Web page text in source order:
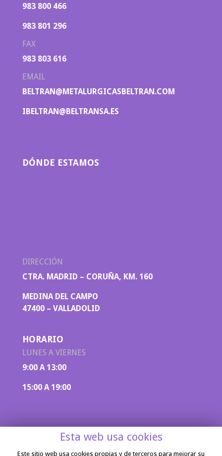
983 800 466
983 801 296
FAX
983 803 616
EMAIL
BELTRAN@METALURGICASBELTRAN.COM
IBELTRAN@BELTRANSA.ES
DÓNDE ESTAMOS
DIRECCIÓN
CTRA. MADRID – CORUÑA, KM. 160
MEDINA DEL CAMPO
47400 – VALLADOLID
HORARIO
LUNES A VIERNES
9:00 A 13:00
15:00 A 19:00
Esta web usa cookies
Este sitio web usa cookies propias y de terceros para mejorar su